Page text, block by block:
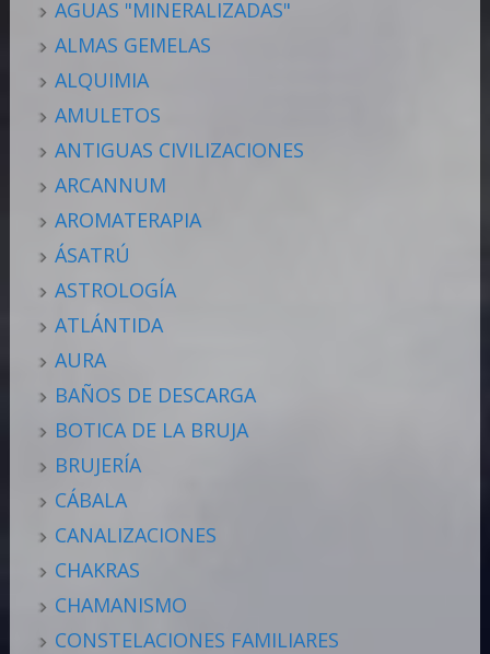
AGUAS "MINERALIZADAS"
ALMAS GEMELAS
ALQUIMIA
AMULETOS
ANTIGUAS CIVILIZACIONES
ARCANNUM
AROMATERAPIA
ÁSATRÚ
ASTROLOGÍA
ATLÁNTIDA
AURA
BAÑOS DE DESCARGA
BOTICA DE LA BRUJA
BRUJERÍA
CÁBALA
CANALIZACIONES
CHAKRAS
CHAMANISMO
CONSTELACIONES FAMILIARES